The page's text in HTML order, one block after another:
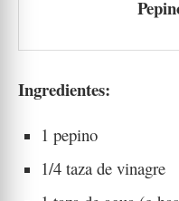
Ingredientes:
1 pepino
1/4 taza de vinagre